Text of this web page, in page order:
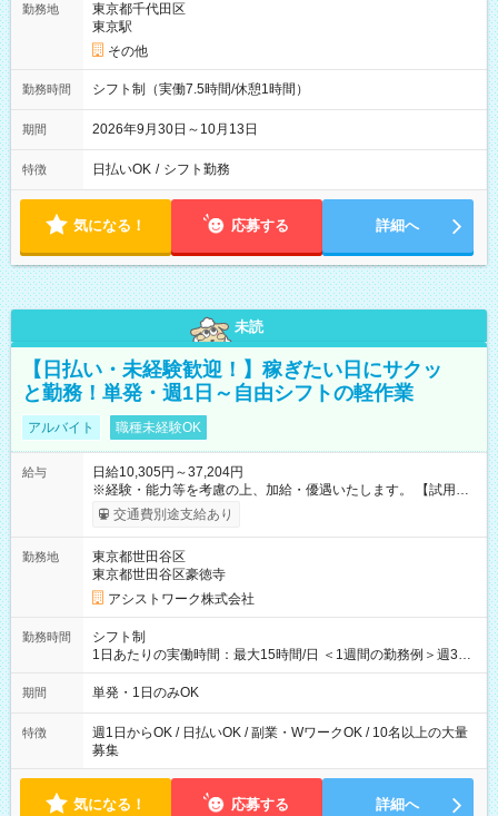
勤務地
東京都千代田区
東京駅
その他
勤務時間 シフト制（実働7.5時間/休憩1時間）
期間 2026年9月30日～10月13日
特徴 日払いOK / シフト勤務
気になる！ 応募する 詳細へ
未読
【日払い・未経験歓迎！】稼ぎたい日にサクッ
と勤務！単発・週1日～自由シフトの軽作業
アルバイト 職種未経験OK
給与
日給10,305円～37,204円
※経験・能力等を考慮の上、加給・優遇いたします。 【試用期
間】試用期間なし
交通費別途支給あり
勤務地
東京都世田谷区
東京都世田谷区豪徳寺
アシストワーク株式会社
勤務時間
シフト制
1日あたりの実働時間：最大15時間/日 ＜1週間の勤務例＞週3回
勤務 勤務：月・水・金 休み：火・木・土・日 好きな時にお仕事
可能です！ ※1日あたりの最大実働時間は日勤、夜勤共に勤務し
期間 単発・1日のみOK
特徴
週1日からOK / 日払いOK / 副業・WワークOK / 10名以上の大量
募集
気になる！ 応募する 詳細へ